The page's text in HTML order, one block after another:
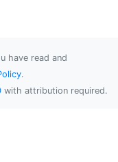
have read and
.
with attribution required.